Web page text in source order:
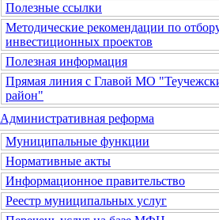
Полезные ссылки
Методические рекомендации по
инвестиционных проектов
Полезная информация
Прямая линия с Главой МО
район"
Административная реформа
Муниципальные функции
Нормативные акты
Информационное правительство
Реестр муниципальных услуг